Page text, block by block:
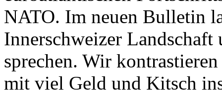
NATO. Im neuen Bulletin
Innerschweizer
sprechen. Wir
mit viel Geld und Kitsch